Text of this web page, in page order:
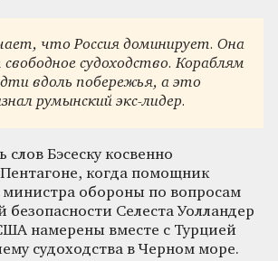
что Россия доминирует. Она
судоходство. Кораблям
вдоль побережья, а это
румынский экс-лидер.
слов Бэсеску косвенно
когда помощник
министра обороны по вопросам
Селеста Уолландер
намерены вместе с Турцией
судоходства в Черном море.